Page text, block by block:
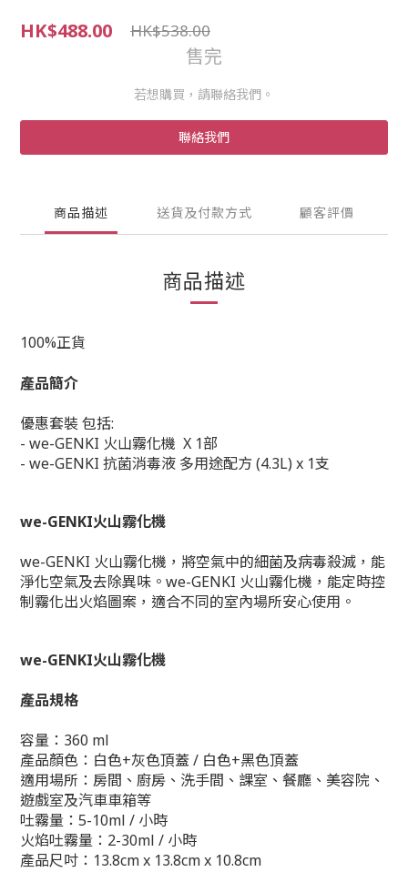
HK$488.00 HK$538.00
售完
若想購買，請聯絡我們。
聯絡我們
商品描述 送貨及付款方式 顧客評價
商品描述
100%正貨
產品簡介
優惠套裝 包括:
- we-GENKI 火山霧化機 X 1部
- we-GENKI 抗菌消毒液 多用途配方 (4.3L) x 1支
we-GENKI火山霧化機
we-GENKI 火山霧化機，將空氣中的細菌及病毒殺滅，能
淨化空氣及去除異味。we-GENKI 火山霧化機，能定時控
制霧化出火焰圖案，適合不同的室內場所安心使用。
we-GENKI火山霧化機
產品規格
容量：360 ml
產品顏色：白色+灰色頂蓋 / 白色+黑色頂蓋
適用場所：房間、廚房、洗手間、課室、餐廳、美容院、
遊戲室及汽車車箱等
吐霧量：5-10ml / 小時
火焰吐霧量：2-30ml / 小時
產品尺吋：13.8cm x 13.8cm x 10.8cm